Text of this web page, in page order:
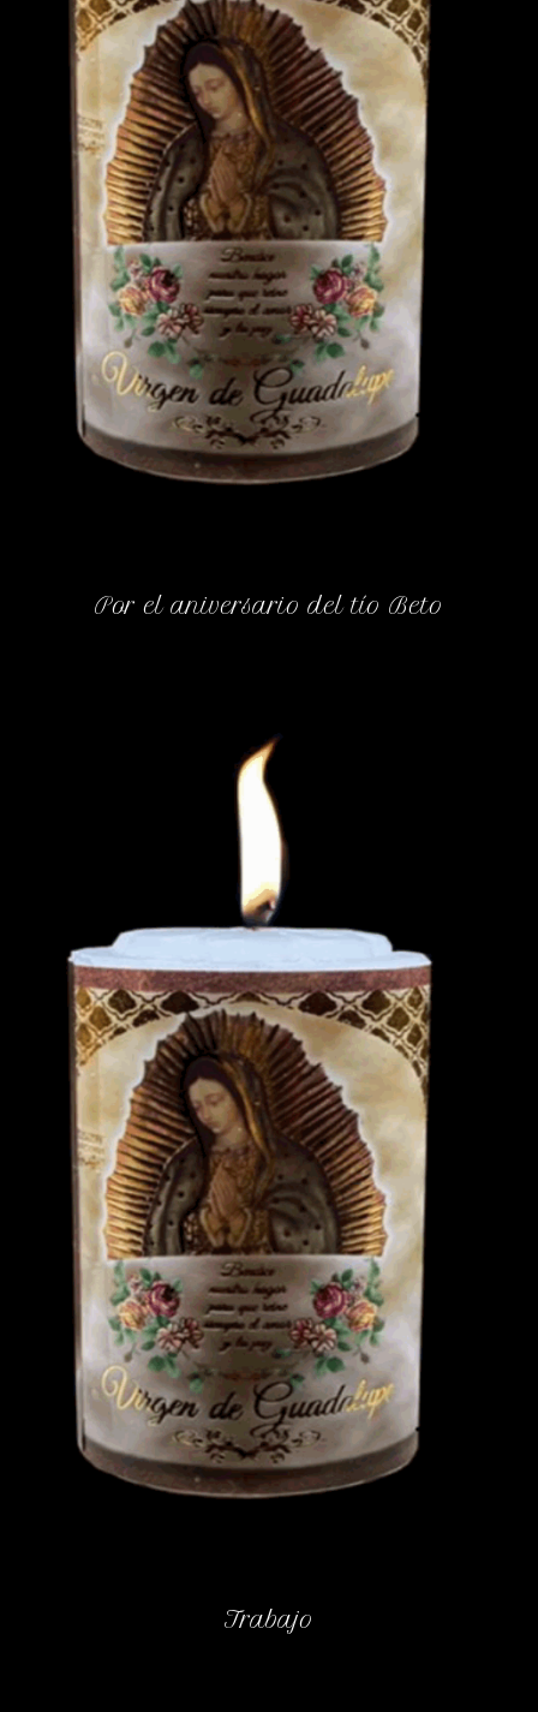
Por el aniversario del tío Beto
Trabajo